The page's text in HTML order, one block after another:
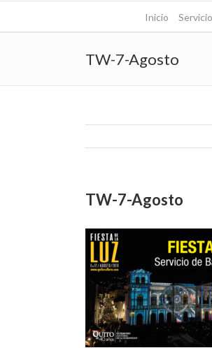
Inicio
TW-7-Agosto
TW-7-Agosto